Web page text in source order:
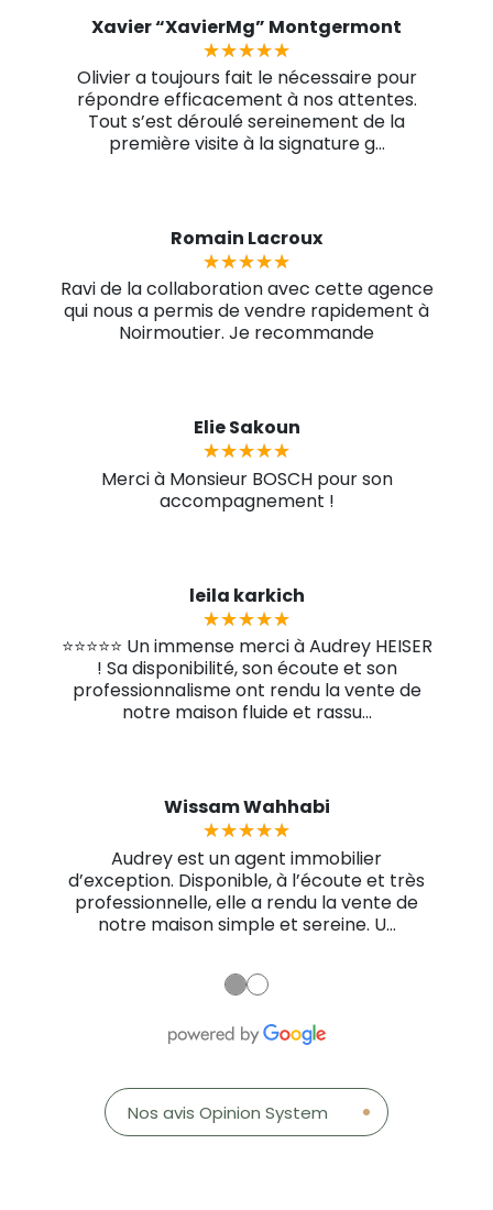
Xavier “XavierMg” Montgermont
★★★★★
★★★★★
Olivier a toujours fait le nécessaire pour
répondre efficacement à nos attentes.
Tout s’est déroulé sereinement de la
première visite à la signature g...
Romain Lacroux
★★★★★
★★★★★
Ravi de la collaboration avec cette agence
qui nous a permis de vendre rapidement à
Noirmoutier. Je recommande
Elie Sakoun
★★★★★
★★★★★
Merci à Monsieur BOSCH pour son
accompagnement !
leila karkich
★★★★★
★★★★★
⭐⭐⭐⭐⭐ Un immense merci à Audrey HEISER
! Sa disponibilité, son écoute et son
professionnalisme ont rendu la vente de
notre maison fluide et rassu...
Wissam Wahhabi
★★★★★
★★★★★
Audrey est un agent immobilier
d’exception. Disponible, à l’écoute et très
professionnelle, elle a rendu la vente de
notre maison simple et sereine. U...
martine souriau
★★★★★
★★★★★
Guillaume Varnier
★★★★★
★★★★★
Nabil Rami
★★★★★
★★★★★
marie-pierre guillonneau
★★★★★
★★★★★
Anne Baudequin
★★★★★
★★★★★
Kevin Laschkar
★★★★★
★★★★★
●●
Nos avis Opinion System